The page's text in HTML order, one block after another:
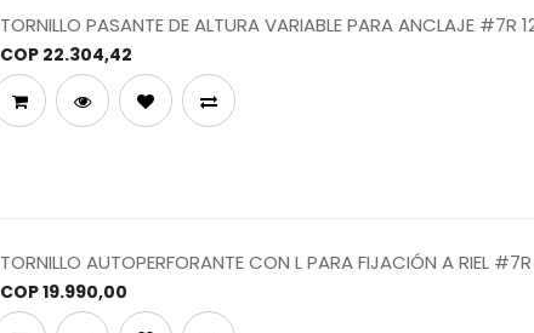
TORNILLO PASANTE DE ALTURA VARIABLE PARA ANCLAJE #7R
CORREAS DE ACERO
COP 22.304,42
TORNILLO AUTOPERFORANTE CON L PARA FIJACIÓN A RIEL
DE MADERA
COP19.990,00